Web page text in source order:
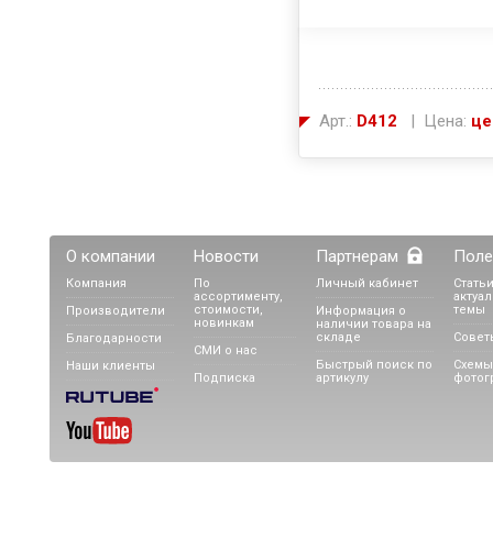
Арт.: D412 | Цена:
О компании
Компания
Производители
Благодарности
Наши клиенты
Новости
По
ассортименту,
стоимости,
новинкам
СМИ о нас
Подписка
Партнерам
Личный кабинет
Информация о
наличии товара на
складе
Быстрый поиск по
артикулу
темы